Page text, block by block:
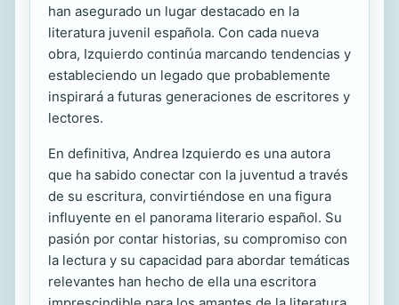
han asegurado un lugar destacado en la
literatura juvenil española. Con cada nueva
obra, Izquierdo continúa marcando tendencias y
estableciendo un legado que probablemente
inspirará a futuras generaciones de escritores y
lectores.
En definitiva, Andrea Izquierdo es una autora
que ha sabido conectar con la juventud a través
de su escritura, convirtiéndose en una figura
influyente en el panorama literario español. Su
pasión por contar historias, su compromiso con
la lectura y su capacidad para abordar temáticas
relevantes han hecho de ella una escritora